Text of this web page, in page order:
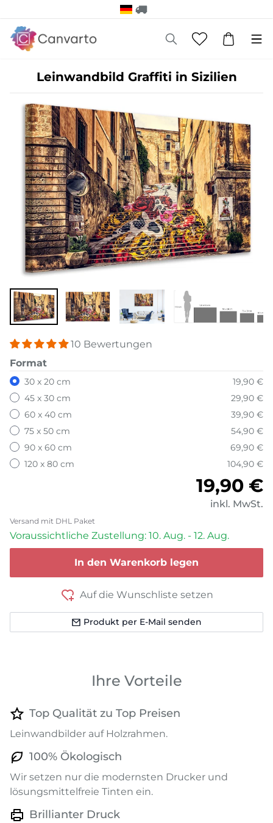
Leinwandbild Graffiti in Sizilien
10 Bewertungen
Format
30 x 20 cm
19,90 €
45 x 30 cm
29,90 €
60 x 40 cm
39,90 €
75 x 50 cm
54,90 €
90 x 60 cm
69,90 €
120 x 80 cm
104,90 €
19,90 €
inkl. MwSt.
Versand mit DHL Paket
Voraussichtliche Zustellung: 10. Aug. - 12. Aug.
In den Warenkorb legen
Auf die Wunschliste setzen
Produkt per E-Mail senden
Ihre Vorteile
Top Qualität zu Top Preisen
Leinwandbilder auf Holzrahmen.
100% Ökologisch
Wir setzen nur die modernsten Drucker und
lösungsmittelfreie Tinten ein.
Brillianter Druck